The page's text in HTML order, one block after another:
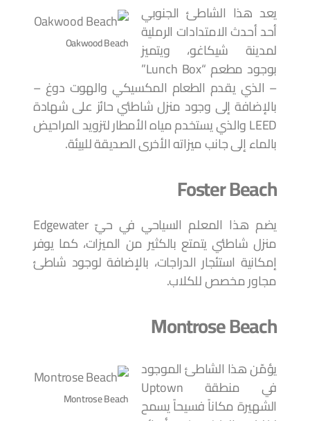
Oakwood Beach
يعد هذا الشاطئ الجنوبي
أحد أحدث الامتدادات الرملية
لمدينة شيكاغو، ويتميز
بوجود مطعم “Lunch Box”
– الذي يقدم الطعام المكسيكي والهوت دوغ –
بالإضافة إلى وجود منزل شاطئي حائز على شهادة
LEED والذي يستخدم مياه الأمطار لتزويد المراحيض
بالماء إلى جانب ميزاته الأخرى الصديقة للبيئة.
Foster Beach
يضم هذا المعلم السياحي في حيّ Edgewater
منزل شاطئي يتمتع بالكثير من الميزات، كما يوفر
إمكانية استئجار الدراجات، بالإضافة لوجود شاطئ
مجاور مخصص للكلاب.
Montrose Beach
Montrose Beach
يؤمّن هذا الشاطئ الموجود
في منطقة Uptown
الشهيرة مكاناً فسيحاً يسمح